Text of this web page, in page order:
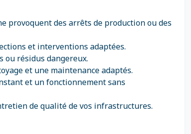
provoquent des arrêts de production ou des
et interventions adaptées.
résidus dangereux.
et une maintenance adaptés.
et un fonctionnement sans
de qualité de vos infrastructures.